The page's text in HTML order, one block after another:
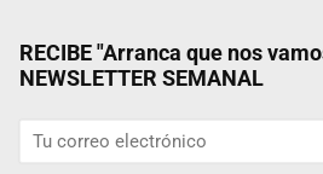
RECIBE "Arranca que nos
NEWSLETTER SEMANAL